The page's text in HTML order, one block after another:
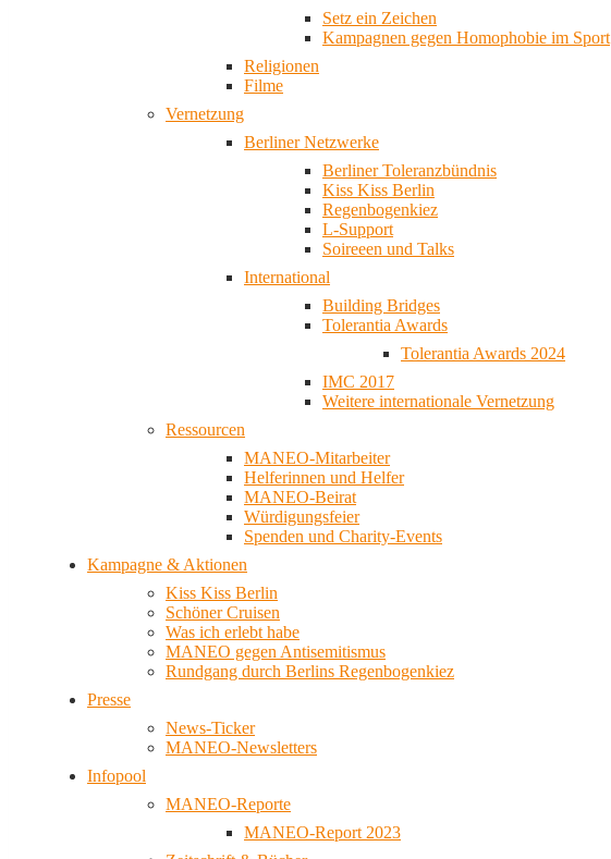
Setz ein Zeichen
Kampagnen gegen Homophobie im Sport
Religionen
Filme
Vernetzung
Berliner Netzwerke
Berliner Toleranzbündnis
Kiss Kiss Berlin
Regenbogenkiez
L-Support
Soireeen und Talks
International
Building Bridges
Tolerantia Awards
Tolerantia Awards 2024
IMC 2017
Weitere internationale Vernetzung
Ressourcen
MANEO-Mitarbeiter
Helferinnen und Helfer
MANEO-Beirat
Würdigungsfeier
Spenden und Charity-Events
Kampagne & Aktionen
Kiss Kiss Berlin
Schöner Cruisen
Was ich erlebt habe
MANEO gegen Antisemitismus
Rundgang durch Berlins Regenbogenkiez
Presse
News-Ticker
MANEO-Newsletters
Infopool
MANEO-Reporte
MANEO-Report 2023